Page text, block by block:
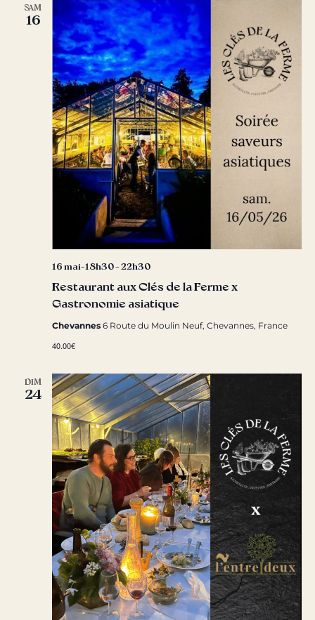
SAM
16
Restaurant aux Clés de la Ferme x
Gastronomie asiatique
16 mai-18h30- 22h30
Chevannes 6 Route du Moulin Neuf, Chevannes, France
40.00€
DIM
24